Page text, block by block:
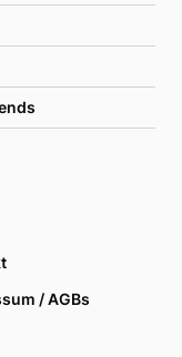
/ AGBs